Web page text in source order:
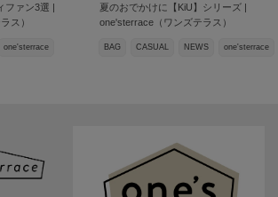
ファン3選 |
ス）
one'sterrace
夏のおでかけに【KiU】シリーズ |
one'sterrace（ワンズテラス）
BAG CASUAL NEWS one'sterrace